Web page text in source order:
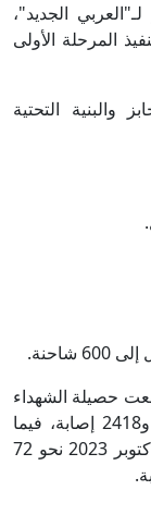
الجديد"،
المرحلة الأولى
والبنية التحتية
حصيلة الشهداء
منذ اتفاق وقف إطلاق النار إلى 846 شهيدًا و2418 إصابة، فيما
بلغت الحصيلة الإجمالية منذ 7 تشرين الأول/ أكتوبر 2023 نحو 72